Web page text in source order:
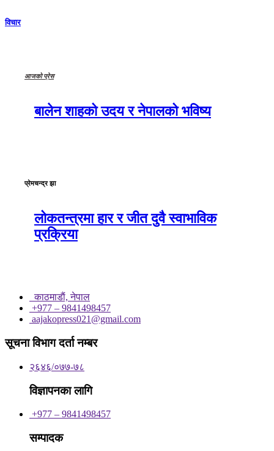
विचार
आजको प्रेस
बालेन शाहको उदय र नेपालको भविष्य
प्रेमचन्द्र झा
लोकतन्त्रमा हार र जीत दुवै स्वाभाविक
प्रक्रिया
काठमाडाैं, नेपाल
+977 – 9841498457
aajakopress021@gmail.com
सूचना विभाग दर्ता नम्बर
२६४६/०७७-७८
विज्ञापनका लागि
+977 – 9841498457
सम्पादक